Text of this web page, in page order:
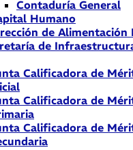
Contaduría General
Humano
de Alimentación
de
Calificadora de
Calificadora de
Calificadora de